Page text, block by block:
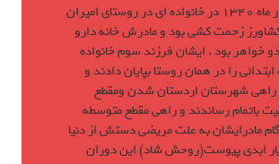
در روزدهم شهریور ماه 1340 در خانواده ای در روستای امیران
زحمت كشی بود و مادرش خانه دارو
دو خواهر بود . ایشان فرزند سوم خانواده
را در همان روستا بپایان دادند و
راهی شهرستان اردستان شدن ومقطع
باتمام رساندند و راهی مقطع متوسطه
مادرایشان به علت مریضی دستش از دنیا
ابدی پیوست(روحش شاد) این دوران